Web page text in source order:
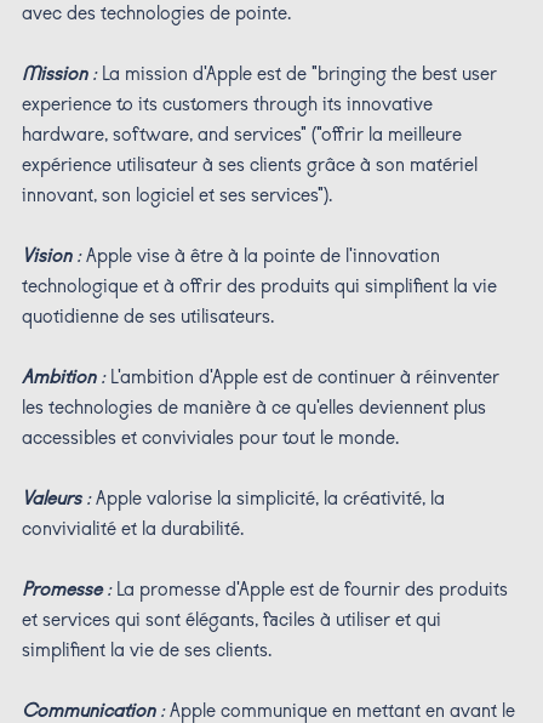
avec des technologies de pointe.
Mission:La mission d'Apple est de "bringing the best user
experience to its customers through its innovative
hardware, software, and services" ("offrir la meilleure
expérience utilisateur à ses clients grâce à son matériel
innovant, son logiciel et ses services").
Vision :Apple vise à être à la pointe de l'innovation
technologique et à offrir des produits qui simplifient la vie
quotidienne de ses utilisateurs.
Ambition :L'ambition d'Apple est de continuer à réinventer
les technologies de manière à ce qu'elles deviennent plus
accessibles et conviviales pour tout le monde.
Valeurs:Apple valorise la simplicité, la créativité, la
convivialité et la durabilité.
Promesse:La promesse d'Apple est de fournir des produits
et services qui sont élégants, faciles à utiliser et qui
simplifient la vie de ses clients.
Communication:Apple communique en mettant en avant le